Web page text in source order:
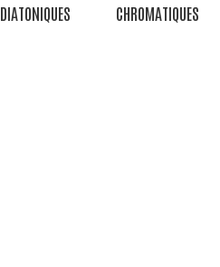
DIATONIQUES CHROMATIQUES